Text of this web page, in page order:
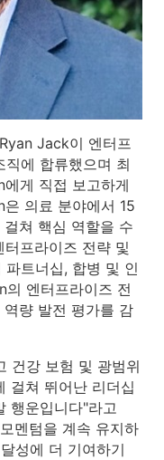
Jack이 엔터프
에 합류했으며 최
게 직접 보고하게
의료 분야에서 15
쳐 핵심 역할을 수
프라이즈 전략 및
트너십, 합병 및 인
엔터프라이즈 전
량 발전 평가를 감
건강 보험 및 광범위
걸쳐 뛰어난 리더십
행운입니다"라고
멘텀을 계속 유지하
성에 더 기여하기